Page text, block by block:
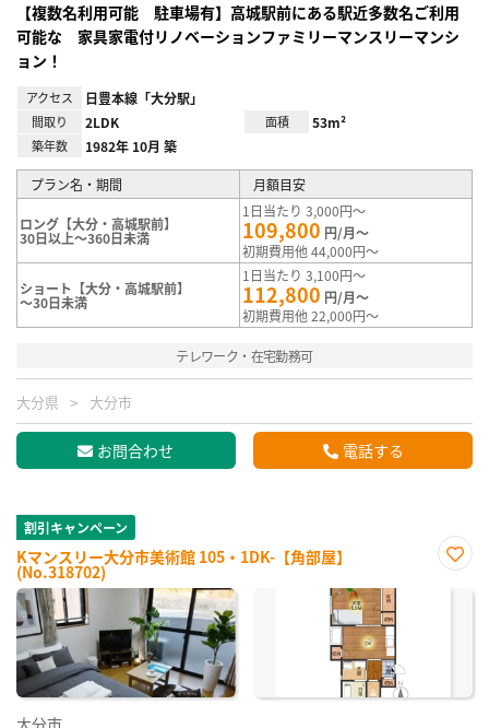
【複数名利用可能 駐車場有】高城駅前にある駅近多数名ご利用
可能な 家具家電付リノベーションファミリーマンスリーマンシ
ョン！
アクセス 日豊本線「大分駅」
間取り 2LDK 面積 53m²
築年数 1982年 10月 築
プラン名・期間 月額目安
ロング【大分・高城駅前】
30日以上～360日未満
1日当たり 3,000円～
109,800 円/月～
初期費用他 44,000円～
ショート【大分・高城駅前】
～30日未満
1日当たり 3,100円～
112,800 円/月～
初期費用他 22,000円～
テレワーク・在宅勤務可
大分県 大分市
お問合わせ 電話する
割引キャンペーン
Kマンスリー大分市美術館 105・1DK-【角部屋】
(No.318702)
に入